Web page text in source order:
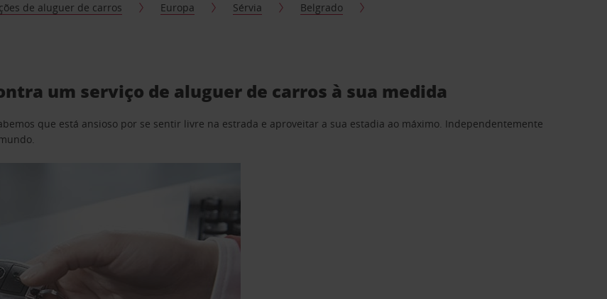
de aluguer de carros Europa Sérvia
Belgrado
um serviço de aluguer de carros à sua medida
que está ansioso por se sentir livre na estrada e aproveitar a sua estadia ao máximo. Independentemente